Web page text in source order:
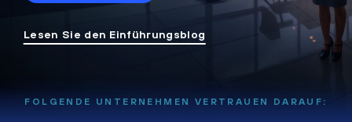
Lesen Sie den Einführungsblog
FOLGENDE UNTERNEHMEN VERTRAUEN DARAUF: